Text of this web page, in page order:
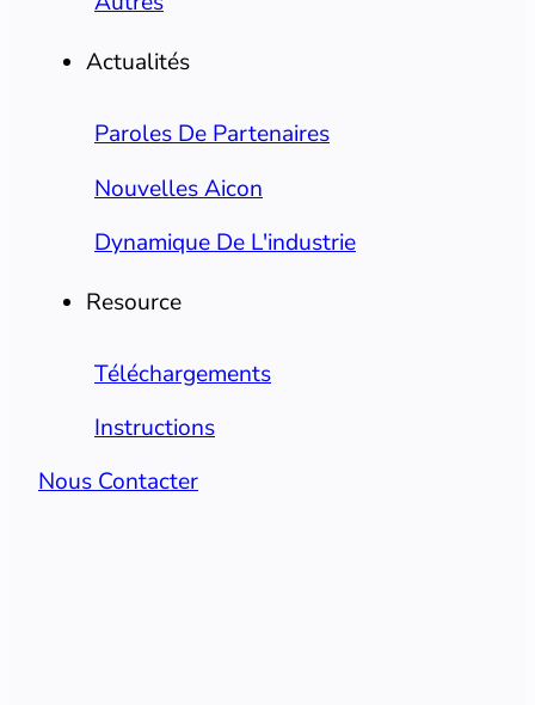
Actualités
Paroles De Partenaires
Nouvelles Aicon
Dynamique De L'industrie
Resource
Téléchargements
Instructions
Nous Contacter